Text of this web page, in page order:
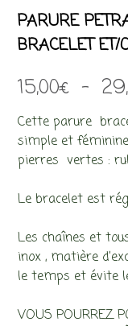
PARURE
BRACELET ET/
15,00€ –
Cette parure
simple et
pierres vertes :
Le bracelet est
Les chaînes et
inox , matière
le temps et évite
VOUS POURREZ